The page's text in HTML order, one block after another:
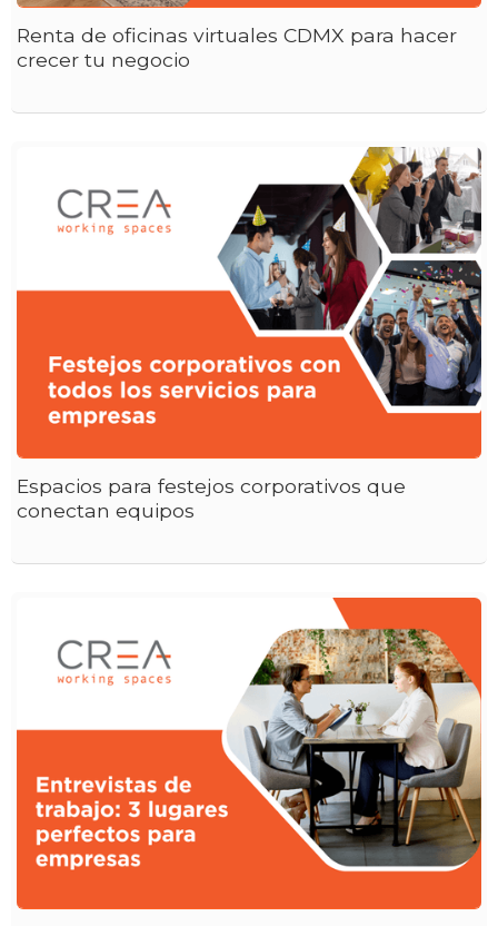
Renta de oficinas virtuales CDMX para hacer
crecer tu negocio
Espacios para festejos corporativos que
conectan equipos